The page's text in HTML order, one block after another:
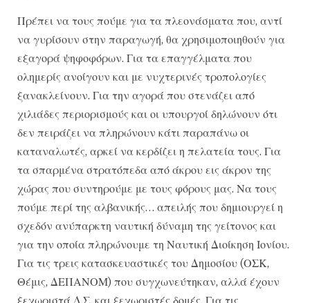
Πρέπει να τους πούμε για τα πλεονάσματα που, αντί
να γυρίσουν στην παραγωγή, θα χρησιμοποιηθούν για
εξαγορά ψηφοφόρων. Για τα επαγγέλματα που
ολημερίς ανοίγουν και με νυχτερινές τροπολογίες
ξανακλείνουν. Για την αγορά που στενάζει από
χιλιάδες περιορισμούς και οι υπουργοί δηλώνουν ότι
δεν πειράζει να πληρώνουν κάτι παραπάνω οι
καταναλωτές, αρκεί να κερδίζει η πελατεία τους. Για
τα σπαρμένα στρατόπεδα από άκρου εις άκρον της
χώρας που συντηρούμε με τους φόρους μας. Να τους
πούμε περί της αλβανικής… απειλής που δημιουργεί η
σχεδόν ανύπαρκτη ναυτική δύναμη της γείτονος και
για την οποία πληρώνουμε τη Ναυτική Διοίκηση Ιονίου.
Για τις τρεις κατασκευαστικές του Δημοσίου (ΟΣΚ,
Θέμις, ΔΕΠΑΝΟΜ) που συγχωνεύτηκαν, αλλά έχουν
ξεχωριστά Δ.Σ. και ξεχωριστές δομές. Για τις